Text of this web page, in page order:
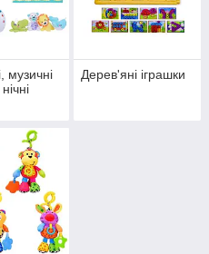
музичні
Дерев'яні іграшки